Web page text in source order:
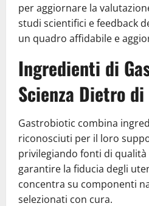
per aggiornare la
studi scientifici e feedback
un quadro affidabile e
Ingredienti di
Scienza Dietro di
Gastrobiotic combina
riconosciuti per il loro
privilegiando fonti di qualità
garantire la fiducia degli
concentra su componenti
selezionati con cura.